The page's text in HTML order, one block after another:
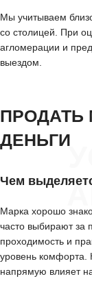
Мы учитываем
со столицей. При
агломерации и
выездом.
ПРОДАТЬ
ДЕНЬГИ
Чем
Марка хорошо
часто выбирают за
проходимость и
уровень комфорта.
напрямую влияет